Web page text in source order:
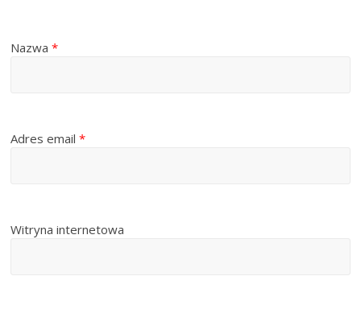
Nazwa*
Adres email*
Witryna internetowa